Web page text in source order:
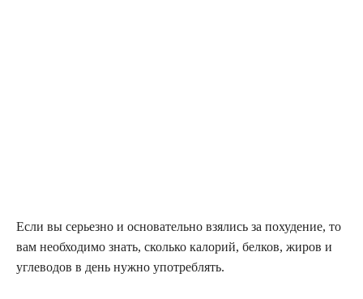
Если вы серьезно и основательно взялись за похудение, то
вам необходимо знать, сколько калорий, белков, жиров и
углеводов в день нужно употреблять.